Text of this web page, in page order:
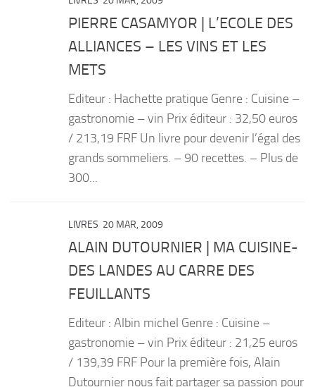
PIERRE CASAMYOR | L’ECOLE DES
ALLIANCES – LES VINS ET LES
METS
Editeur : Hachette pratique Genre : Cuisine –
gastronomie – vin Prix éditeur : 32,50 euros
/ 213,19 FRF Un livre pour devenir l’égal des
grands sommeliers. – 90 recettes. – Plus de
300...
LIVRES 20 MAR, 2009
ALAIN DUTOURNIER | MA CUISINE-
DES LANDES AU CARRE DES
FEUILLANTS
Editeur : Albin michel Genre : Cuisine –
gastronomie – vin Prix éditeur : 21,25 euros
/ 139,39 FRF Pour la première fois, Alain
Dutournier nous fait partager sa passion pour